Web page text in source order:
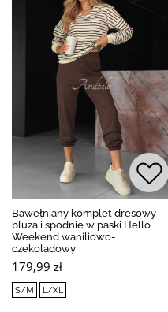
Bawełniany komplet dresowy
bluza i spodnie w paski Hello
Weekend waniliowo-
czekoladowy
179,99 zł
S/M L/XL